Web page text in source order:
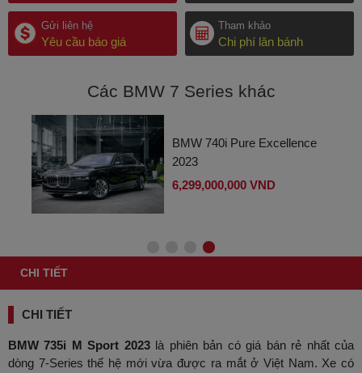
Gửi liên hệ
Yêu cầu báo giá
Tham khảo
Chi phí lăn bánh
Các BMW 7 Series khác
BMW 740i Pure Excellence
2023
6,299,000,000 VND
CHI TIẾT
CHI TIẾT
BMW 735i M Sport 2023là phiên bản có giá bán rẻ nhất của
dòng 7-Series thế hệ mới vừa được ra mắt ở Việt Nam. Xe có